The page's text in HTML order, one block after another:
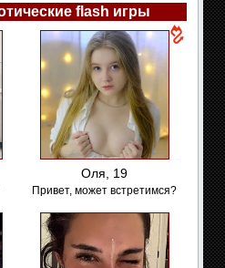
flash игры
Оля, 19
Привет, может встретимся?